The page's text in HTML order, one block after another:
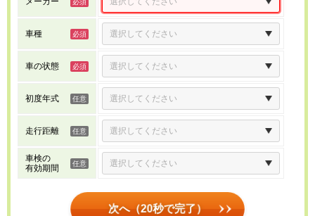
車種
車の状態
初度年式
走行距離
車検の
有効期間
次へ（20秒で完了）